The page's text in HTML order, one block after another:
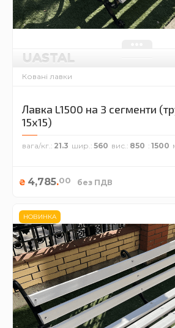
UASTAL
Ковані лавки
Лавка L1500 на 3 сегменти
15х15)
вага/кг. 21.3 шир. 560 вис. 850 1500
₴ 4,785.00 без ПДВ
НОВИНКА